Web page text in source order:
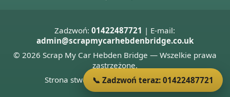
Zadzwoń:01422487721 | E-mail:
admin@scrapmycarhebdenbridge.co.uk
© 2026 Scrap My Car Hebden Bridge — Wszelkie prawa
zastrzeżone.
Strona stworzona przezDonnie Welsh
📞 Zadzwoń teraz: 01422487721